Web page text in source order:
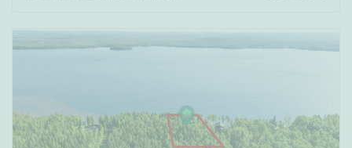
Kunto